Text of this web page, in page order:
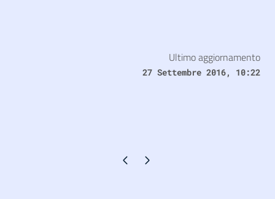
Ultimo aggiornamento
27 Settembre 2016, 10:22
Pagina precedente
Pagina successiva